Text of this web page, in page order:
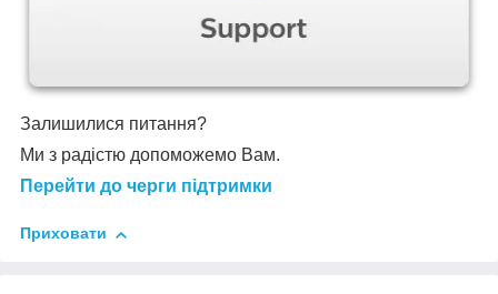
Залишилися питання?
Ми з радістю допоможемо Вам.
Перейти до черги підтримки
Приховати